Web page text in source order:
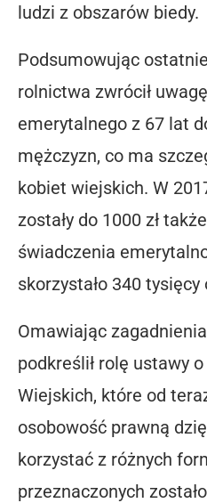
ludzi z obszarów biedy.
Podsumowując
rolnictwa zwrócił
emerytalnego z 67 lat
mężczyzn, co ma
kobiet wiejskich. W
zostały do 1000 zł
świadczenia
skorzystało 340 tysięcy
Omawiając
podkreślił rolę ustawy o
Wiejskich, które od
osobowość prawną
korzystać z różnych
przeznaczonych